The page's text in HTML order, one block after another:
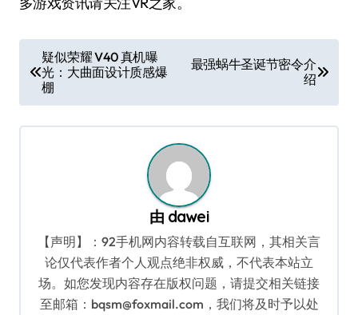
章
导
航
疑似荣耀 V40 真机曝
光：大曲面设计质感爆
棚
最强蜗牛圣诞节密令介
绍
由 dawei
【声明】：92手机网内容转载自互联网，其相关言
论仅代表作者个人观点绝非权威，不代表本站立
场。如您发现内容存在版权问题，请提交相关链接
至邮箱：bqsm@foxmail.com，我们将及时予以处